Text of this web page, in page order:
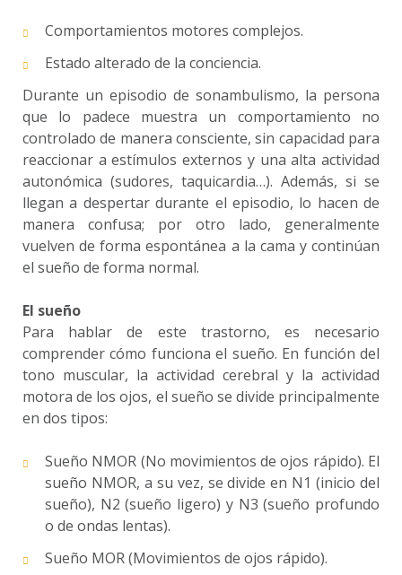
Comportamientos motores complejos.
Estado alterado de la conciencia.
Durante un episodio de sonambulismo, la persona
que lo padece muestra un comportamiento no
controlado de manera consciente, sin capacidad para
reaccionar a estímulos externos y una alta actividad
autonómica (sudores, taquicardia…). Además, si se
llegan a despertar durante el episodio, lo hacen de
manera confusa; por otro lado, generalmente
vuelven de forma espontánea a la cama y continúan
el sueño de forma normal.
El sueño
Para hablar de este trastorno, es necesario
comprender cómo funciona el sueño. En función del
tono muscular, la actividad cerebral y la actividad
motora de los ojos, el sueño se divide principalmente
en dos tipos:
Sueño NMOR (No movimientos de ojos rápido). El
sueño NMOR, a su vez, se divide en N1 (inicio del
sueño), N2 (sueño ligero) y N3 (sueño profundo
o de ondas lentas).
Sueño MOR (Movimientos de ojos rápido).